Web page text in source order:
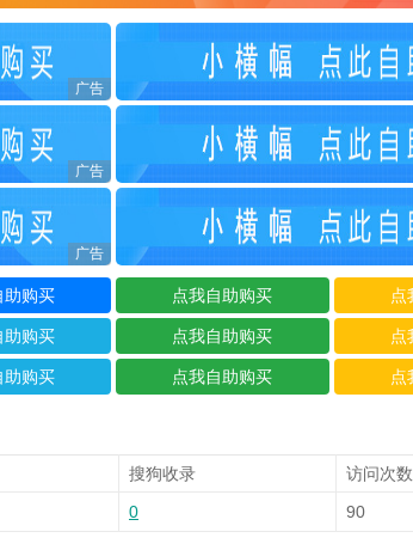
搜狗收录 访问次数
0 90